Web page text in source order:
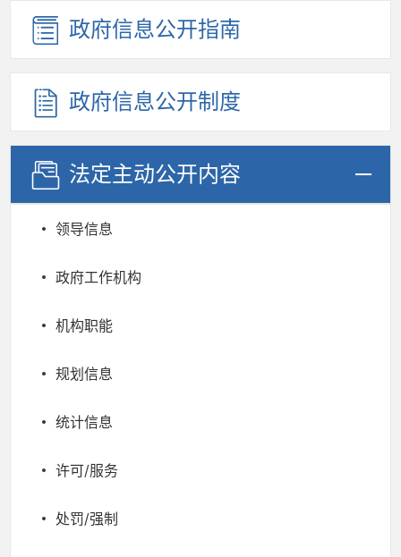
政府信息公开指南
政府信息公开制度
法定主动公开内容
领导信息
政府工作机构
机构职能
规划信息
统计信息
许可/服务
处罚/强制